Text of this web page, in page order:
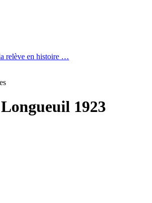
relève en histoire …
1923